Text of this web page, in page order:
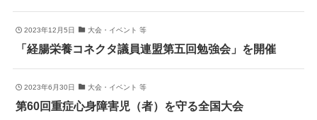
2023年12月5日 大会・イベント 等
「経腸栄養コネクタ議員連盟第五回勉強会」を開催
2023年6月30日 大会・イベント 等
第60回重症心身障害児（者）を守る全国大会